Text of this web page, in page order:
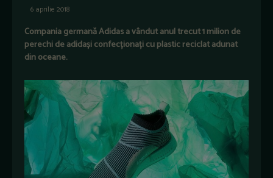
6 aprilie 2018
Compania germană Adidas a vândut anul trecut 1 milion de
perechi de adidași confecționați cu plastic reciclat adunat
din oceane.